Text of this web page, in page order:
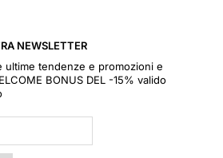
NEWSLETTER
ultime tendenze e promozioni e
BONUS DEL -15% valido